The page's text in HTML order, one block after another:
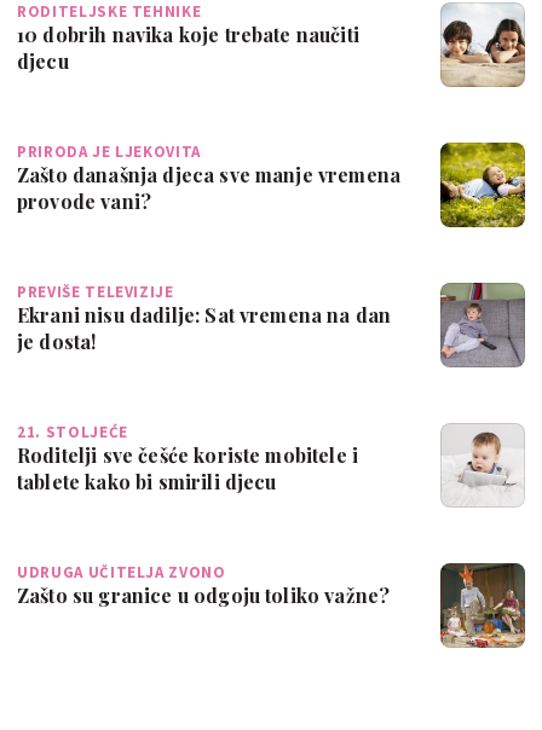
RODITELJSKE TEHNIKE
10 dobrih navika koje trebate naučiti
djecu
PRIRODA JE LJEKOVITA
Zašto današnja djeca sve manje vremena
provode vani?
PREVIŠE TELEVIZIJE
Ekrani nisu dadilje: Sat vremena na dan
je dosta!
21. STOLJEĆE
Roditelji sve češće koriste mobitele i
tablete kako bi smirili djecu
UDRUGA UČITELJA ZVONO
Zašto su granice u odgoju toliko važne?